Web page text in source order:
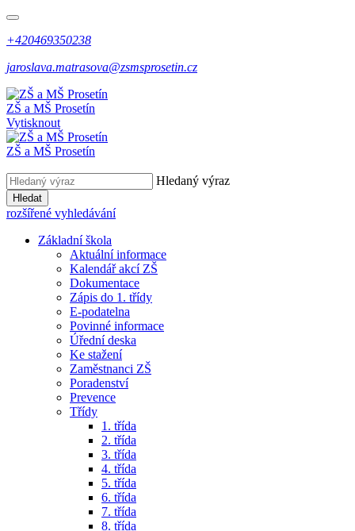
+420469350238
jaroslava.matrasova@zsmsprosetin.cz
ZŠ a MŠ Prosetín
Vytisknout
ZŠ a MŠ Prosetín
Hledaný výraz
Hledat
rozšířené vyhledávání
Základní škola
Aktuální informace
Kalendář akcí ZŠ
Dokumentace
Zápis do 1. třídy
E-podatelna
Povinné informace
Úřední deska
Ke stažení
Zaměstnanci ZŠ
Poradenství
Prevence
Třídy
1. třída
2. třída
3. třída
4. třída
5. třída
6. třída
7. třída
8. třída